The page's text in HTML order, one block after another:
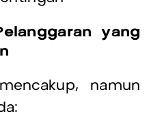
yang
namun